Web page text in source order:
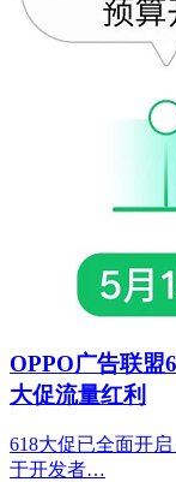
OPPO广告联盟
大促流量红利
618大促已全面开
于开发者…